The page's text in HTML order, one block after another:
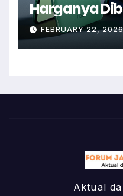
Harganya
Juta
FEBRUARY 22,
Aktual